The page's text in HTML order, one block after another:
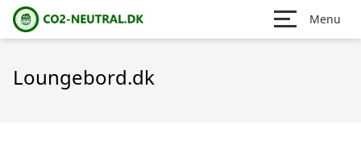
Menu
Loungebord.dk